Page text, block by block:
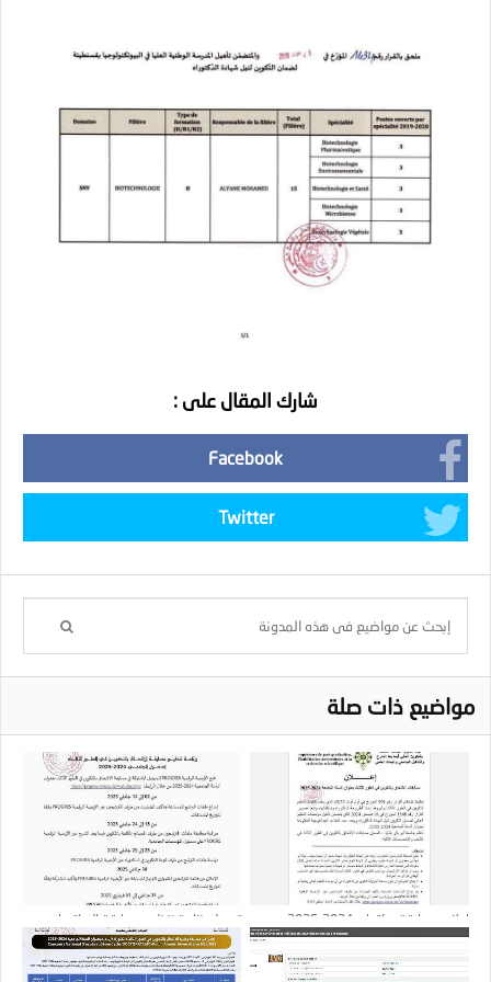
شارك المقال على :
Facebook
Twitter
مواضيع ذات صلة
جامعة تلمسان
تعديل رزنامة تنظيم مسابقة الدكتوراه
2024-2025